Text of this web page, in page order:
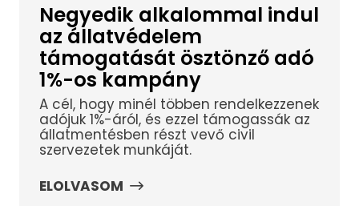
Negyedik alkalommal indul
az állatvédelem
támogatását ösztönző adó
1%-os kampány
A cél, hogy minél többen rendelkezzenek
adójuk 1%-áról, és ezzel támogassák az
állatmentésben részt vevő civil
szervezetek munkáját.
ELOLVASOM